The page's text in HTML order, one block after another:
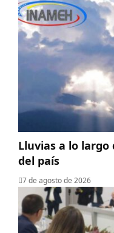
Lluvias a lo
del país
7 de agosto de 2026